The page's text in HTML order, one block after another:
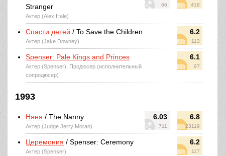
66 418
Stranger
Актер (Alex Hale)
6.2
113
Спасти детей / To Save the Children
Актер (Jake Downey)
6.1
97
Spenser: Pale Kings and Princes
Актер (Spenser), Продюсер (исполнительный
сопродюсер)
1993
6.03
711
6.8
23119
Няня / The Nanny
Актер (Judge Jerry Moran)
6.2
117
Церемония / Spenser: Ceremony
Актер (Spenser)